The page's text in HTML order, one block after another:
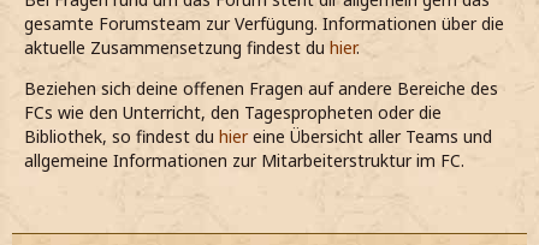
gesamte Forumsteam zur Verfügung. Informationen über die
aktuelle Zusammensetzung findest du hier.
Beziehen sich deine offenen Fragen auf andere Bereiche des
FCs wie den Unterricht, den Tagespropheten oder die
Bibliothek, so findest du hiereine Übersicht aller Teams und
allgemeine Informationen zur Mitarbeiterstruktur im FC.